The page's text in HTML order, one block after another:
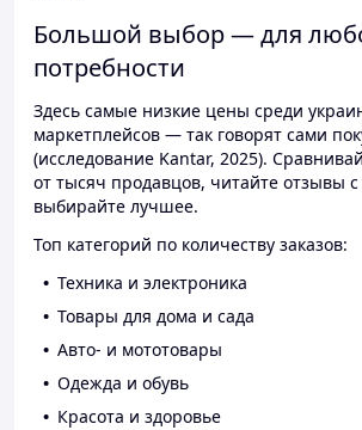
Большой выбор — для
потребности
Здесь самые низкие цены среди
маркетплейсов — так говорят сами
(исследование Kantar, 2025).
от тысяч продавцов, читайте отзывы
выбирайте лучшее.
Топ категорий по количеству заказов:
Техника и электроника
Товары для дома и сада
Авто- и мототовары
Одежда и обувь
Красота и здоровье